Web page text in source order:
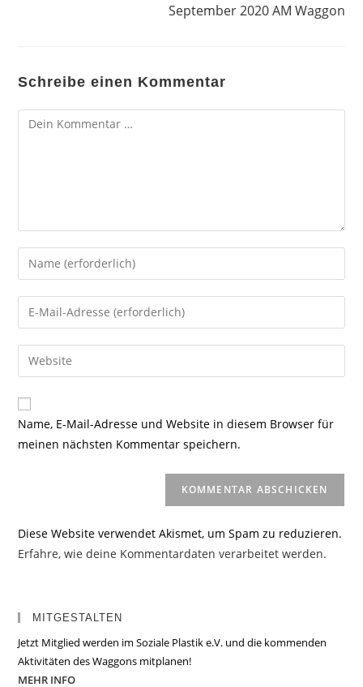
September 2020 AM Waggon
Schreibe einen Kommentar
Kommentar
Gib
deinen
Namen
oder
zum
Kommentieren
ein
Gib
deine
E-
Mail-
zum
Kommentieren
ein
Gib
deine
Website-
URL
Name, E-Mail-Adresse und Website in diesem Browser für
meinen nächsten Kommentar speichern.
Diese Website verwendet Akismet, um Spam zu reduzieren.
Erfahre, wie deine Kommentardaten verarbeitet werden.
MITGESTALTEN
Jetzt Mitglied werden im Soziale Plastik e.V. und die kommenden
Aktivitäten des Waggons mitplanen!
MEHR INFO